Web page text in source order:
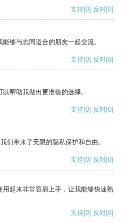
支持[0] 反对[0]
够与志同道合的朋友一起交流。
支持[0] 反对[0]
帮助我做出更准确的选择。
支持[0] 反对[0]
们带来了无限的隐私保护和自由。
支持[0] 反对[0]
起来非常容易上手，让我能够快速熟
支持[0] 反对[0]